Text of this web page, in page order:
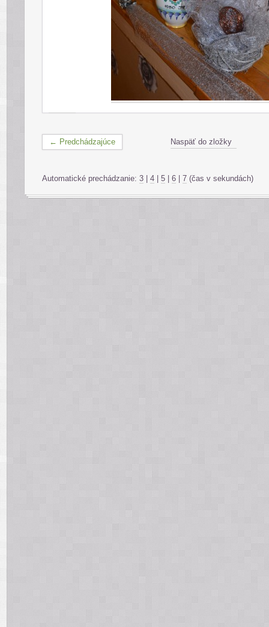
← Predchádzajúce Naspäť do zložky
Automatické prechádzanie: 3 4 5 6 7 (čas v sekundách)